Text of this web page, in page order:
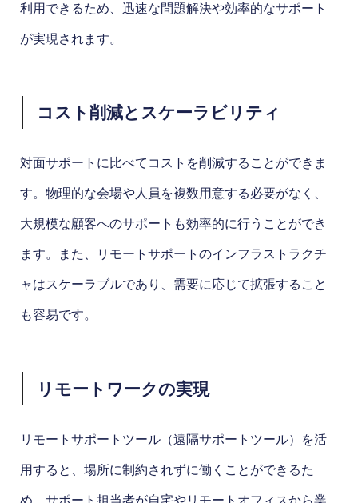
利用できるため、迅速な問題解決や効率的なサポート
が実現されます。
コスト削減とスケーラビリティ
対面サポートに比べてコストを削減することができま
す。物理的な会場や人員を複数用意する必要がなく、
大規模な顧客へのサポートも効率的に行うことができ
ます。また、リモートサポートのインフラストラクチ
ャはスケーラブルであり、需要に応じて拡張すること
も容易です。
リモートワークの実現
リモートサポートツール（遠隔サポートツール）を活
用すると、場所に制約されずに働くことができるた
め、サポート担当者が自宅やリモートオフィスから業